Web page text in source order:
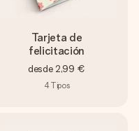
Tarjeta de
felicitación
desde 2,99 €
4Tipos